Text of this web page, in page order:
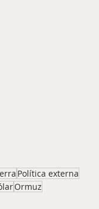
Política externa
Ormuz